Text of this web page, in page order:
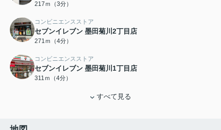
217ｍ（3分）
コンビニエンスストア
セブンイレブン 墨田菊川2丁目店
271ｍ（4分）
コンビニエンスストア
セブンイレブン 墨田菊川1丁目店
311ｍ（4分）
すべて見る